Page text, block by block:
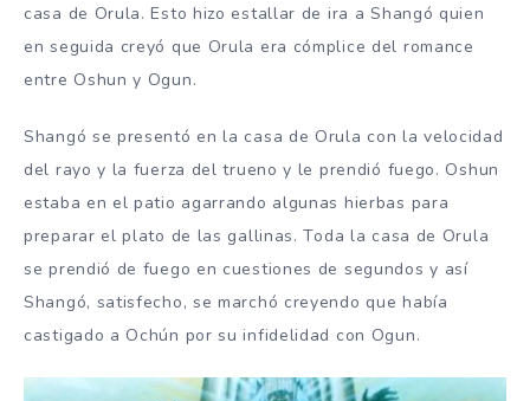
casa de Orula. Esto hizo estallar de ira a Shangó quien
en seguida creyó que Orula era cómplice del romance
entre Oshun y Ogun.
Shangó se presentó en la casa de Orula con la velocidad
del rayo y la fuerza del trueno y le prendió fuego. Oshun
estaba en el patio agarrando algunas hierbas para
preparar el plato de las gallinas. Toda la casa de Orula
se prendió de fuego en cuestiones de segundos y así
Shangó, satisfecho, se marchó creyendo que había
castigado a Ochún por su infidelidad con Ogun.